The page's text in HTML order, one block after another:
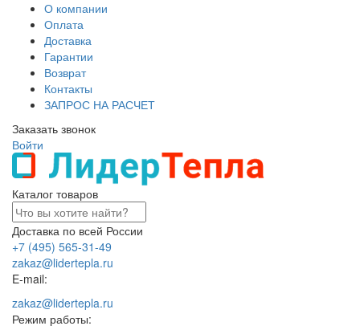
О компании
Оплата
Доставка
Гарантии
Возврат
Контакты
ЗАПРОС НА РАСЧЕТ
Заказать звонок
Войти
Каталог товаров
Доставка по всей России
+7 (495) 565-31-49
zakaz@lidertepla.ru
E-mail:
zakaz@lidertepla.ru
Режим работы: